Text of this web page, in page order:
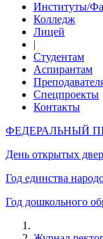
Институты/
Колледж
Лицей
|
Студентам
Аспирантам
Спецпроекты
Контакты
ФЕДЕРАЛЬНЫЙ
День открытых
Год единства
Год дошкольного